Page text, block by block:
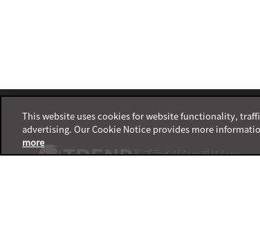
Footer
プライバシーポリシー
This website uses cookies for website functionality,
advertising. Our Cookie Notice provides more
more